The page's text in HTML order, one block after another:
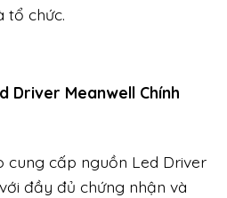
tổ chức.
Driver Meanwell Chính
cung cấp nguồn Led Driver
đầy đủ chứng nhận và